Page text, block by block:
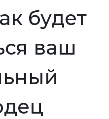
будет
ваш